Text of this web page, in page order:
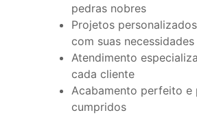
pedras nobres
Projetos
com suas necessidades
Atendimento
cada cliente
Acabamento perfeito e
cumpridos